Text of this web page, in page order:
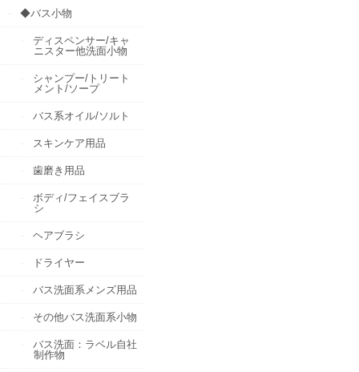
◆バス小物
ディスペンサー/キャ
ニスター他洗面小物
シャンプー/トリート
メント/ソープ
バス系オイル/ソルト
スキンケア用品
歯磨き用品
ボディ/フェイスブラ
シ
ヘアブラシ
ドライヤー
バス洗面系メンズ用品
その他バス洗面系小物
バス洗面：ラベル自社
制作物